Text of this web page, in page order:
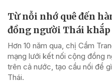
Từ nỗi nhớ quê đến
đồng người Thái khắp
Hơn 10 năm qua, chị Cầm
mạng lưới kết nối cộng đồng
trên cả nước, tạo cầu nối để
Thái.